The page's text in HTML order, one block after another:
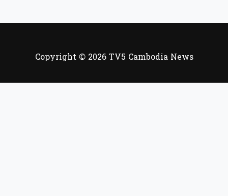
Copyright © 2026 TV5 Cambodia News